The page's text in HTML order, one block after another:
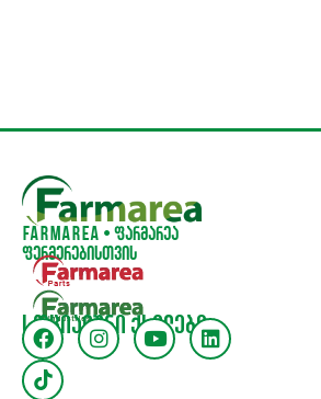
Farmarea • ფარმარეა
ფერმერებისთვის
სოციალური ქსელები